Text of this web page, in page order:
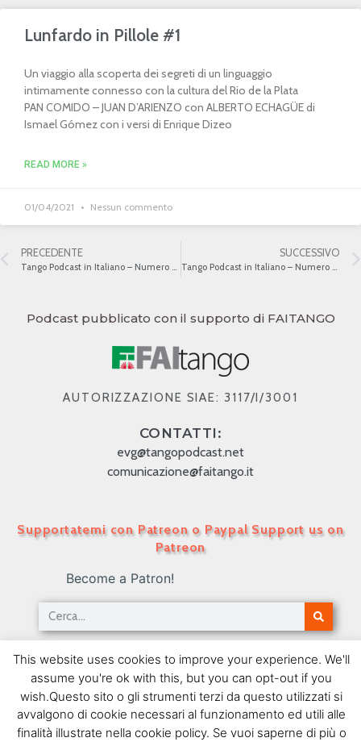
Lunfardo in Pillole #1
Un viaggio alla scoperta dei segreti di un linguaggio
intimamente connesso con la cultura del Rio de la Plata
PAN COMIDO – JUAN D’ARIENZO con ALBERTO ECHAGÜE di
Ismael Gómez con i versi di Enrique Dizeo
READ MORE »
01/04/2021 Nessun commento
PRECEDENTE SUCCESSIVO
Podcast pubblicato con il supporto di FAITANGO
AUTORIZZAZIONE SIAE: 3117/I/3001
CONTATTI:
evg@tangopodcast.net
comunicazione@faitango.it
Supportatemi con Patreon o Paypal Support us on
Patreon
Become a Patron!
Tango Podcast in Italiano – Numero 97 – Le Case
Editrici
04/10/2010
SEGUIMI SU FACEBOOK
This website uses cookies to improve your experience. We'll
assume you're ok with this, but you can opt-out if you
wish.Questo sito o gli strumenti terzi da questo utilizzati si
avvalgono di cookie necessari al funzionamento ed utili alle
finalità illustrate nella cookie policy. Se vuoi saperne di più o